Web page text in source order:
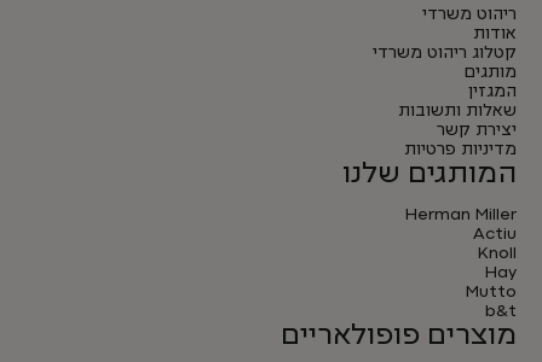
ריהוט משרדי
אודות
קטלוג ריהוט משרדי
מותגים
המגזין
שאלות ותשובות
יצירת קשר
מדיניות פרטיות
המותגים שלנו
Herman Miller
Actiu
Knoll
Hay
Mutto
b&t
מוצרים פופולאריים